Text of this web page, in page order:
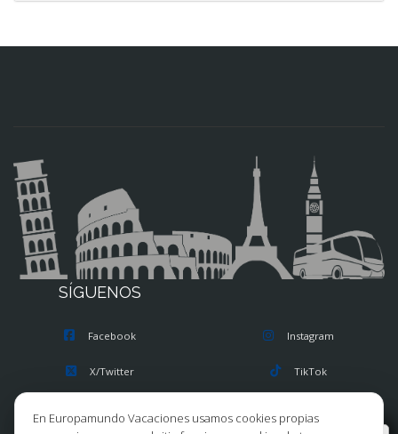
SÍGUENOS
Facebook
X/Twitter
Instagram
TikTok
En Europamundo Vacaciones usamos cookies propias